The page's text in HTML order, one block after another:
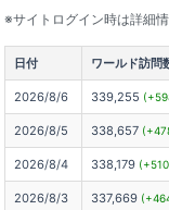
※サイトログイン時は詳細
日付 ワールド訪問
2026/8/6 339,255
2026/8/5 338,657
2026/8/4 338,179
2026/8/3 337,669